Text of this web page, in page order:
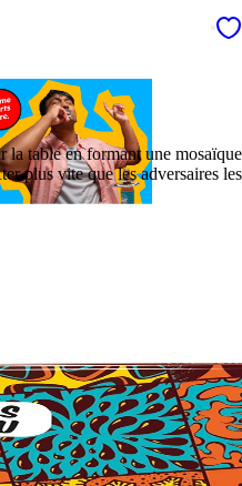
la table en formant une mosaïque
plus vite que les adversaires les